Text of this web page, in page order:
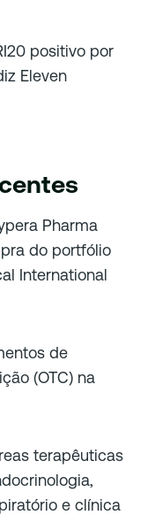
Pharma
do portfólio
International
de
(OTC) na
terapêuticas
e clínica